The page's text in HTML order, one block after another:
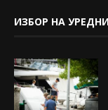
ИЗБОР НА